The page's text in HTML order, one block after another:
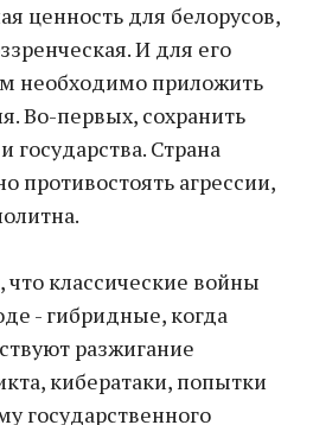
ценность для белорусов,
И для его
необходимо приложить
Во-первых, сохранить
государства. Страна
противостоять агрессии,
классические войны
- гибридные, когда
разжигание
кибератаки, попытки
государственного